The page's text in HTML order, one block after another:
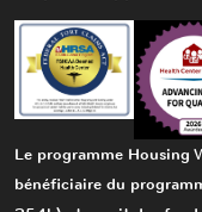
Le programme Housing
bénéficiaire du